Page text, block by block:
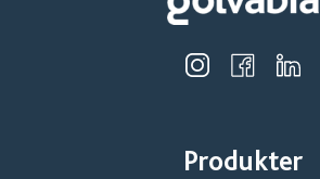
Produkter